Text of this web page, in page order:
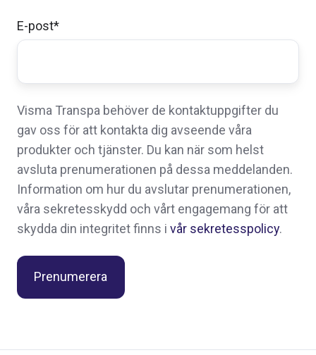
E-post*
Visma Transpa behöver de kontaktuppgifter du
gav oss för att kontakta dig avseende våra
produkter och tjänster. Du kan när som helst
avsluta prenumerationen på dessa meddelanden.
Information om hur du avslutar prenumerationen,
våra sekretesskydd och vårt engagemang för att
skydda din integritet finns i vår sekretesspolicy.